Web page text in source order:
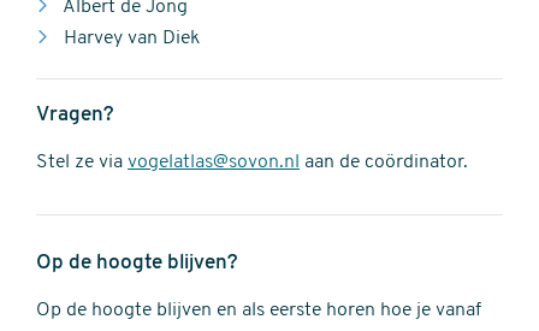
Albert de Jong
Harvey van Diek
Vragen?
Stel ze via vogelatlas@sovon.nl aan de coördinator.
Op de hoogte blijven?
Op de hoogte blijven en als eerste horen hoe je vanaf